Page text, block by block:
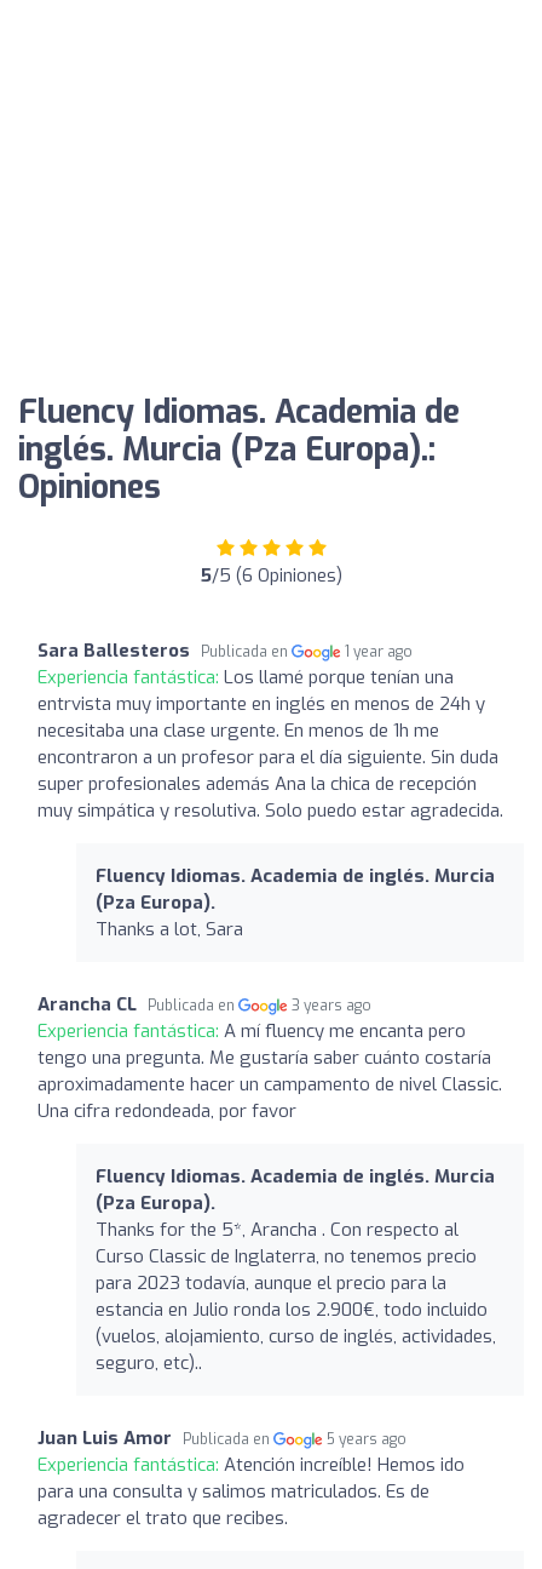
Fluency Idiomas. Academia de
inglés. Murcia (Pza Europa).:
Opiniones
5/5 (6 Opiniones)
Sara Ballesteros Publicada en 1 year ago
Experiencia fantástica: Los llamé porque tenían una
entrvista muy importante en inglés en menos de 24h y
necesitaba una clase urgente. En menos de 1h me
encontraron a un profesor para el día siguiente. Sin duda
super profesionales además Ana la chica de recepción
muy simpática y resolutiva. Solo puedo estar agradecida.
Fluency Idiomas. Academia de inglés. Murcia
(Pza Europa).
Thanks a lot, Sara
Arancha CL Publicada en 3 years ago
Experiencia fantástica: A mí fluency me encanta pero
tengo una pregunta. Me gustaría saber cuánto costaría
aproximadamente hacer un campamento de nivel Classic.
Una cifra redondeada, por favor
Fluency Idiomas. Academia de inglés. Murcia
(Pza Europa).
Thanks for the 5*, Arancha . Con respecto al
Curso Classic de Inglaterra, no tenemos precio
para 2023 todavía, aunque el precio para la
estancia en Julio ronda los 2.900€, todo incluido
(vuelos, alojamiento, curso de inglés, actividades,
seguro, etc)..
Juan Luis Amor Publicada en 5 years ago
Experiencia fantástica: Atención increíble! Hemos ido
para una consulta y salimos matriculados. Es de
agradecer el trato que recibes.